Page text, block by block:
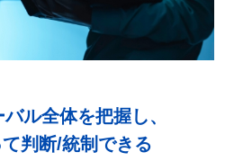
ル全体を把握し、
判断/統制できる